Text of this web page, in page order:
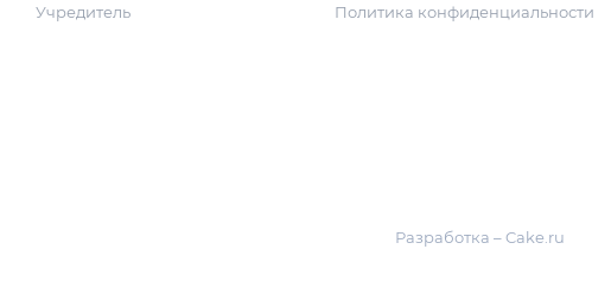
Учредитель
Политика конфиденциальности
Разработка – Cake.ru